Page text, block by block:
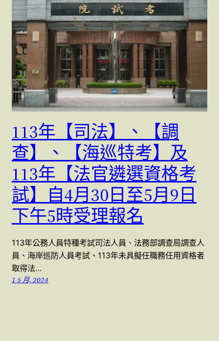
113年【司法】、【調
查】、【海巡特考】及
113年【法官遴選資格考
試】自4月30日至5月9日
下午5時受理報名
113年公務人員特種考試司法人員、法務部調查局調查人
員、海岸巡防人員考試、113年未具擬任職務任用資格者
取得法…
1 5 月, 2024